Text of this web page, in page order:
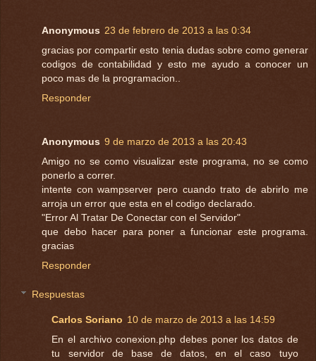
Anonymous 23 de febrero de 2013 a las 0:34
gracias por compartir esto tenia dudas sobre como generar
codigos de contabilidad y esto me ayudo a conocer un
poco mas de la programacion..
Responder
Anonymous 9 de marzo de 2013 a las 20:43
Amigo no se como visualizar este programa, no se como
ponerlo a correr.
intente con wampserver pero cuando trato de abrirlo me
arroja un error que esta en el codigo declarado.
"Error Al Tratar De Conectar con el Servidor"
que debo hacer para poner a funcionar este programa.
gracias
Responder
Respuestas
Carlos Soriano 10 de marzo de 2013 a las 14:59
En el archivo conexion.php debes poner los datos de
tu servidor de base de datos, en el caso tuyo